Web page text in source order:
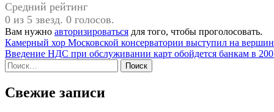
Средний рейтинг
0 из 5 звезд. 0 голосов.
Вам нужно авторизироваться для того, чтобы проголосовать.
Навигация
по
записям
Камерный хор Московской консерватории выступил на
Введение НДС при обслуживании карт обойдется банкам в
Найти:
Свежие записи